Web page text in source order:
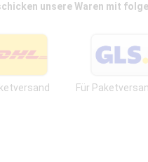
unsere Waren mit
Für